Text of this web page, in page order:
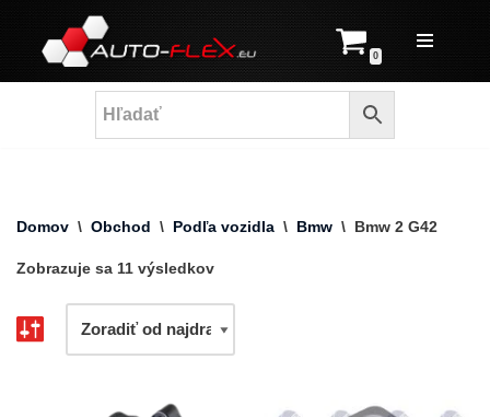
Prejsť
na
0
Domov \ Obchod \ Podľa vozidla \ Bmw \ Bmw 2 G42
Zobrazuje sa 11 výsledkov